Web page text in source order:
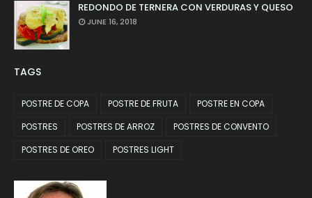
REDONDO DE TERNERA CON VERDURAS Y QUESO
JUNE 16, 2018
TAGS
POSTRE DE COPA POSTRE DE FRUTA
POSTRE EN COPA
POSTRES
POSTRES DE ARROZ
POSTRES DE CONVENTO
POSTRES DE OREO
POSTRES LIGHT